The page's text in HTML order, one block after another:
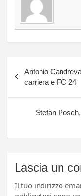
articoli
Antonio
carriera e FC 24
Stefan
Lascia un
Il tuo indirizzo